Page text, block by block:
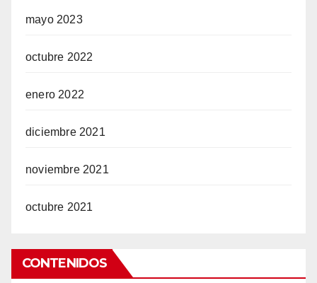
mayo 2023
octubre 2022
enero 2022
diciembre 2021
noviembre 2021
octubre 2021
CONTENIDOS